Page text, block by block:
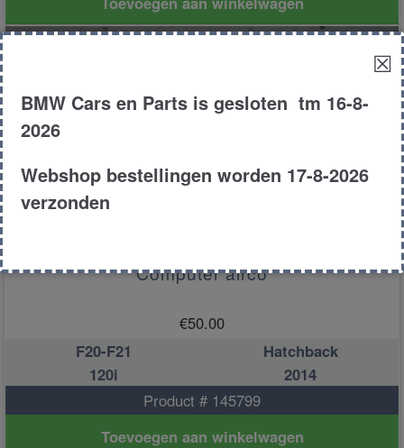
Computer airco
€50.00
F20-F21
Hatchback
120i
2014
Product # 145799
Toevoegen aan winkelwagen
☒
BMW Cars en Parts is gesloten tm 16-8-
2026
Webshop bestellingen worden 17-8-2026
verzonden